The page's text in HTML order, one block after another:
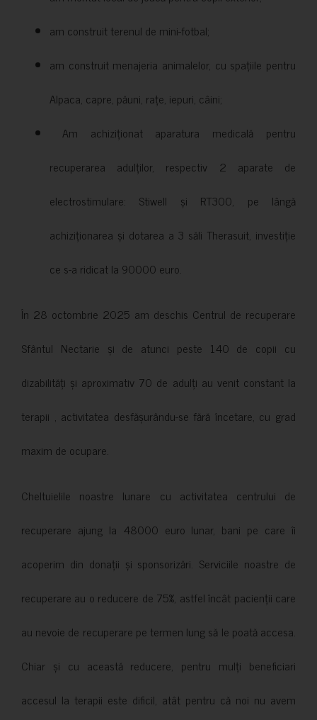
am construit terenul de mini-fotbal;
am construit menajeria animalelor, cu spațiile pentru
Alpaca, capre, păuni, rațe, iepuri, câini;
Am achiziționat aparatura medicală pentru
recuperarea adulților, respectiv 2 aparate de
electrostimulare: Stiwell și RT300, pe lângă
achiziționarea și dotarea a 3 săli Therasuit, investiție
ce s-a ridicat la 90000 euro.
În 28 octombrie 2025 am deschis Centrul de recuperare
Sfântul Nectarie și de atunci peste 140 de copii cu
dizabilități și aproximativ 70 de adulți au venit constant la
terapii , activitatea desfășurându-se fără încetare, cu grad
maxim de ocupare.
Cheltuielile noastre lunare cu activitatea centrului de
recuperare ajung la 48000 euro lunar, bani pe care îi
acoperim din donații și sponsorizări. Serviciile noastre de
recuperare au o reducere de 75%, astfel încât pacienții care
au nevoie de recuperare pe termen lung să le poată accesa.
Chiar și cu această reducere, pentru mulți beneficiari
accesul la terapii este dificil, atât pentru că noi nu avem